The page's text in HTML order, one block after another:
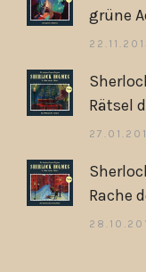
grüne
Rätsel
Rache